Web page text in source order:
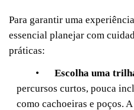
Para garantir uma
essencial planejar com
práticas:
•
Escolha uma
percursos curtos, pouca
como cachoeiras e poços. A